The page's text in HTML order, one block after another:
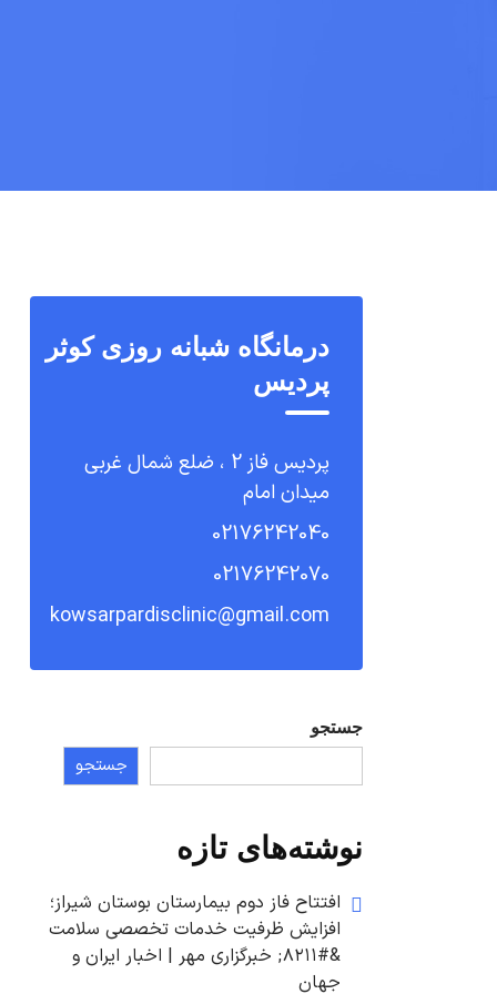
درمانگاه شبانه روزی کوثر
پردیس
پردیس فاز 2 ، ضلع شمال غربی
میدان امام
02176242040
02176242070
kowsarpardisclinic@gmail.com
جستجو
جستجو
نوشته‌های تازه
افتتاح فاز دوم بیمارستان بوستان شیراز؛
افزایش ظرفیت خدمات تخصصی سلامت
&#۸۲۱۱; خبرگزاری مهر | اخبار ایران و
جهان